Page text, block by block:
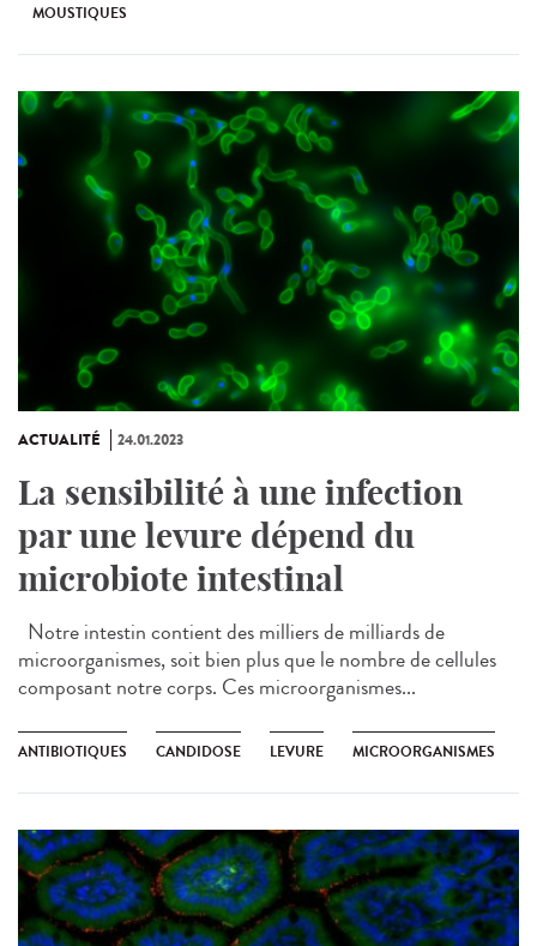
MOUSTIQUES
ACTUALITÉ 24.01.2023
La sensibilité à une infection
par une levure dépend du
microbiote intestinal
Notre intestin contient des milliers de milliards de
microorganismes, soit bien plus que le nombre de cellules
composant notre corps. Ces microorganismes...
ANTIBIOTIQUES CANDIDOSE LEVURE MICROORGANISMES